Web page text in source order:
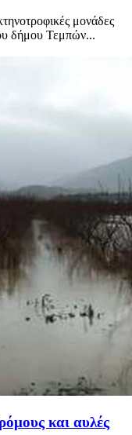
μονάδες
δήμου Τεμπών...
και αυλές